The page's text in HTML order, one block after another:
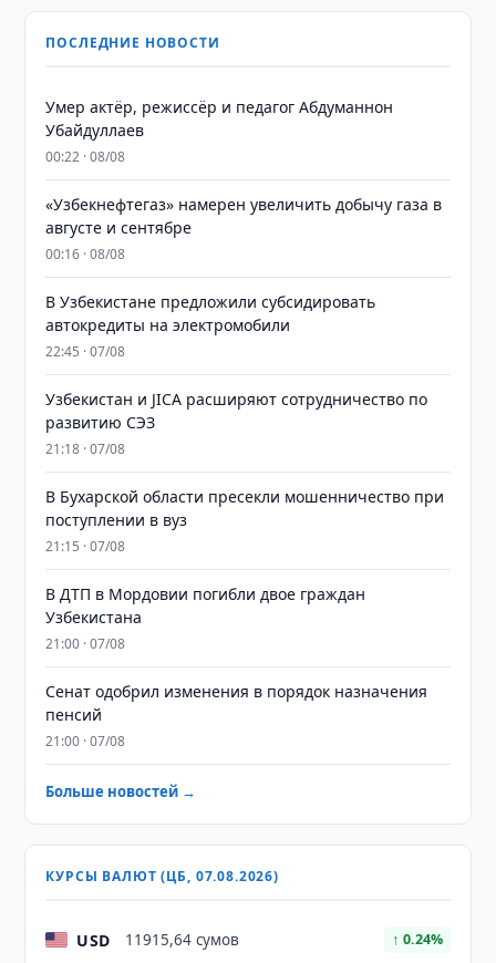
ПОСЛЕДНИЕ НОВОСТИ
Умер актёр, режиссёр и педагог Абдуманнон
Убайдуллаев
00:22 · 08/08
«Узбекнефтегаз» намерен увеличить добычу газа в
августе и сентябре
00:16 · 08/08
В Узбекистане предложили субсидировать
автокредиты на электромобили
22:45 · 07/08
Узбекистан и JICA расширяют сотрудничество по
развитию СЭЗ
21:18 · 07/08
В Бухарской области пресекли мошенничество при
поступлении в вуз
21:15 · 07/08
В ДТП в Мордовии погибли двое граждан
Узбекистана
21:00 · 07/08
Сенат одобрил изменения в порядок назначения
пенсий
21:00 · 07/08
Больше новостей →
КУРСЫ ВАЛЮТ (ЦБ, 07.08.2026)
USD 11915,64 сумов ↑ 0.24%